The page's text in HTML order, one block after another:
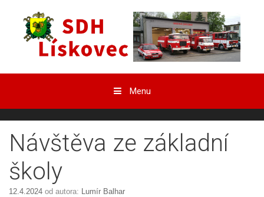
Menu
Návštěva ze základní
školy
12.4.2024 od autora: Lumír Balhar